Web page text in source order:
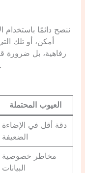
ننصح دائمًا
أمكن، أو تلك
رفاهية، بل ضرورة
وسرقة الهوية الرقمية.
العيوب المحتملة
دقة أقل في الإضاءة
الضعيفة
مخاطر خصوصية
البيانات